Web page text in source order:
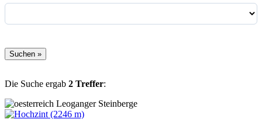
Die Suche ergab 2 Treffer:
Leoganger Steinberge